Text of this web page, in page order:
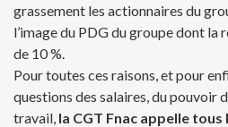
grassement les actionnaires du
l’image du PDG du groupe dont la
de 10 %.
Pour toutes ces raisons, et pour
questions des salaires, du pouvoir
travail, la CGT Fnac appelle tous